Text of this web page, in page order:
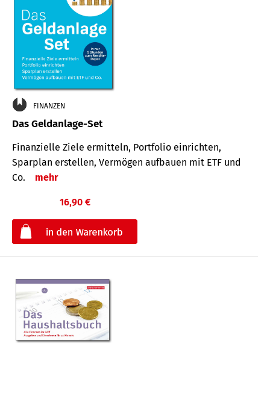
FINANZEN
Das Geldanlage-Set
Finanzielle Ziele ermitteln, Portfolio einrichten,
Sparplan erstellen, Vermögen aufbauen mit ETF und
Co.
mehr
16,90 €